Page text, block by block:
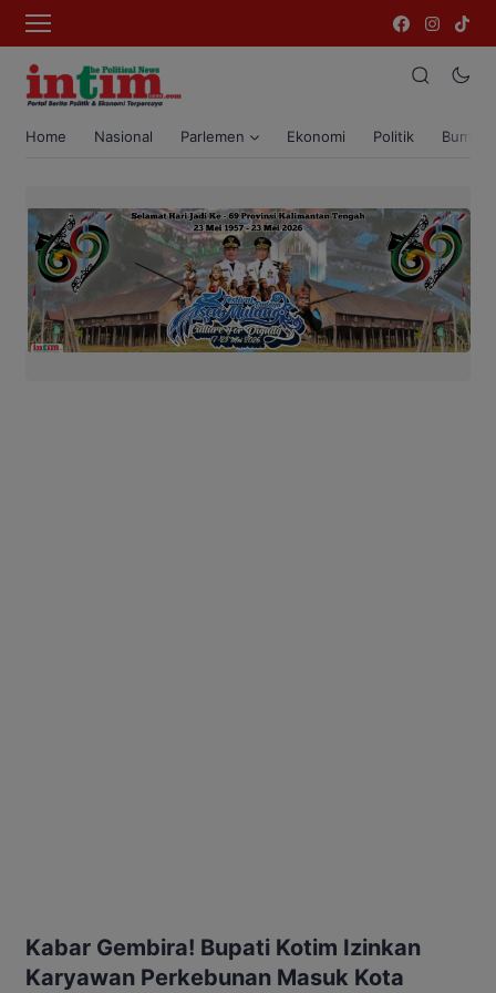
Home Nasional Parlemen Ekonomi Politik Bumi
Kabar Gembira! Bupati Kotim Izinkan
Karyawan Perkebunan Masuk Kota